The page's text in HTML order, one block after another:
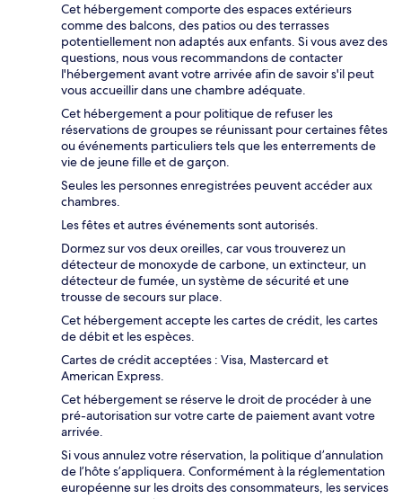
Cet hébergement comporte des espaces extérieurs
comme des balcons, des patios ou des terrasses
potentiellement non adaptés aux enfants. Si vous avez des
questions, nous vous recommandons de contacter
l'hébergement avant votre arrivée afin de savoir s'il peut
vous accueillir dans une chambre adéquate.
Cet hébergement a pour politique de refuser les
réservations de groupes se réunissant pour certaines fêtes
ou événements particuliers tels que les enterrements de
vie de jeune fille et de garçon.
Seules les personnes enregistrées peuvent accéder aux
chambres.
Les fêtes et autres événements sont autorisés.
Dormez sur vos deux oreilles, car vous trouverez un
détecteur de monoxyde de carbone, un extincteur, un
détecteur de fumée, un système de sécurité et une
trousse de secours sur place.
Cet hébergement accepte les cartes de crédit, les cartes
de débit et les espèces.
Cartes de crédit acceptées : Visa, Mastercard et
American Express.
Cet hébergement se réserve le droit de procéder à une
pré-autorisation sur votre carte de paiement avant votre
arrivée.
Si vous annulez votre réservation, la politique d’annulation
de l’hôte s’appliquera. Conformément à la réglementation
européenne sur les droits des consommateurs, les services